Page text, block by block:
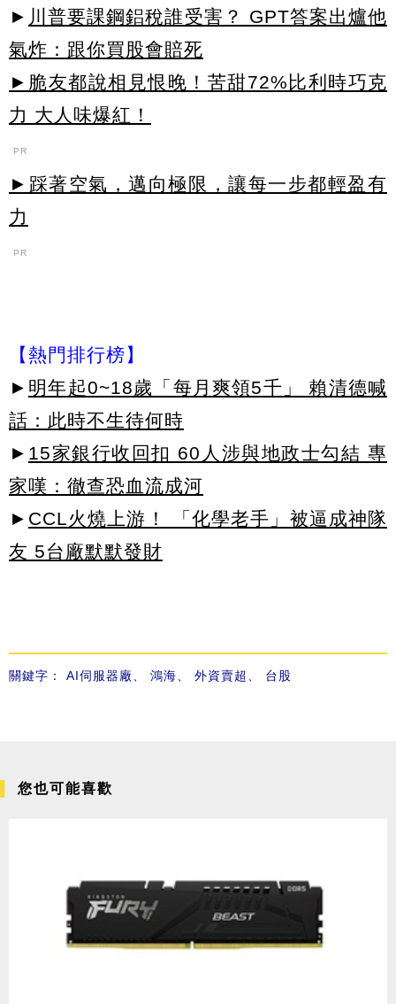
► 川普要課鋼鋁稅誰受害？ GPT答案出爐他
氣炸：跟你買股會賠死
►脆友都說相見恨晚！苦甜72%比利時巧克
力 大人味爆紅！
PR
►踩著空氣，邁向極限，讓每一步都輕盈有
力
PR
【熱門排行榜】
► 明年起0~18歲「每月爽領5千」 賴清德喊
話：此時不生待何時
► 15家銀行收回扣 60人涉與地政士勾結 專
家嘆：徹查恐血流成河
► CCL火燒上游！ 「化學老手」被逼成神隊
友 5台廠默默發財
關鍵字： AI伺服器廠 鴻海 外資賣超 台股
您也可能喜歡